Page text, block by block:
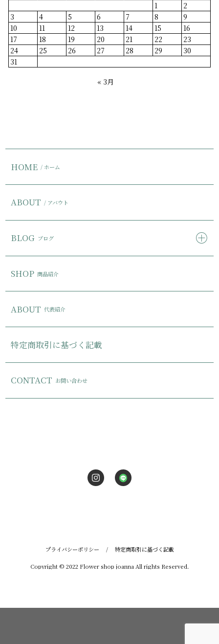
1
2
3
4 5 6 7 8
9
10
11 12 13 14 15
16
17
18 19 20 21 22
23
24
25 26 27 28 29
30
31
« 3月
HOME / ホーム
ABOUT / アバウト
BLOG ブログ
SHOP 商品紹介
ABOUT 代表紹介
特定商取引に基づく記載
CONTACT お問い合わせ
プライバシーポリシー / 特定商取引に基づく記載
Copyright © 2022 Flower shop joanna All rights Reserved.